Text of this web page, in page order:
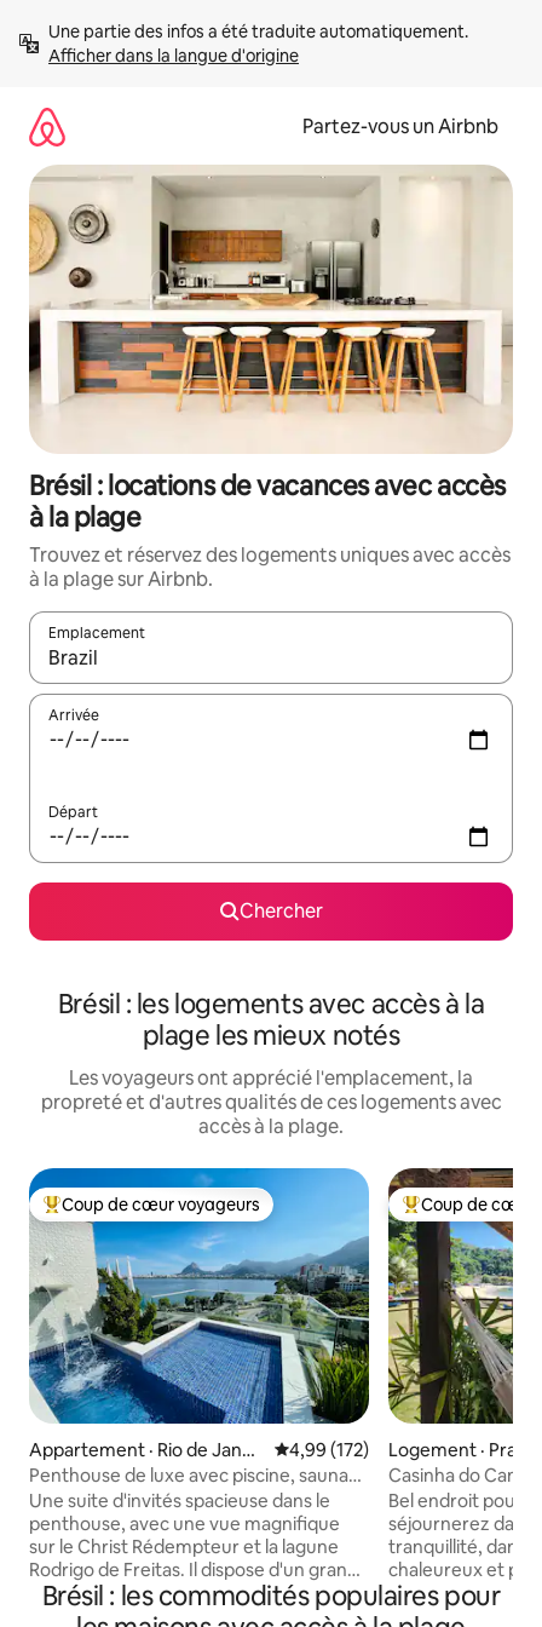
directement
Afficher dans la langue d'origine
Partez-vous un Airbnb
Brésil : locations de vacances avec accès
à la plage
Trouvez et réservez des logements uniques avec accès
à la plage sur Airbnb.
Emplacement
Quand les résultats sont affichés, parcourez-les en utilisant
Arrivée
Départ
Chercher
Brésil : les logements avec accès à la
plage les mieux notés
Les voyageurs ont apprécié l'emplacement, la
propreté et d'autres qualités de ces logements avec
accès à la plage.
Coup de cœur voyageurs parmi les plus aimés
Coup de cœur voyageurs
Appartement · Rio de Janeir
o
Note moyenne de 4,99 sur 5,
4,99 (172)
Penthouse de luxe avec piscine, sauna
et intimité.
Une suite d'invités spacieuse dans le
penthouse, avec une vue magnifique
sur le Christ Rédempteur et la lagune
Rodrigo de Freitas. Il dispose d'un grand
espace extérieur avec une piscine et
une cascade, d'une demi-salle de bain,
Coup de cœur
Coup de cœur
Logement · Praia
Casinha do
pied dans le sable !
Bel endroit pour
séjournerez dans
tranquillité, dans
chaleureux et
de soin et
doubles (une
Brésil : les commodités populaires pour